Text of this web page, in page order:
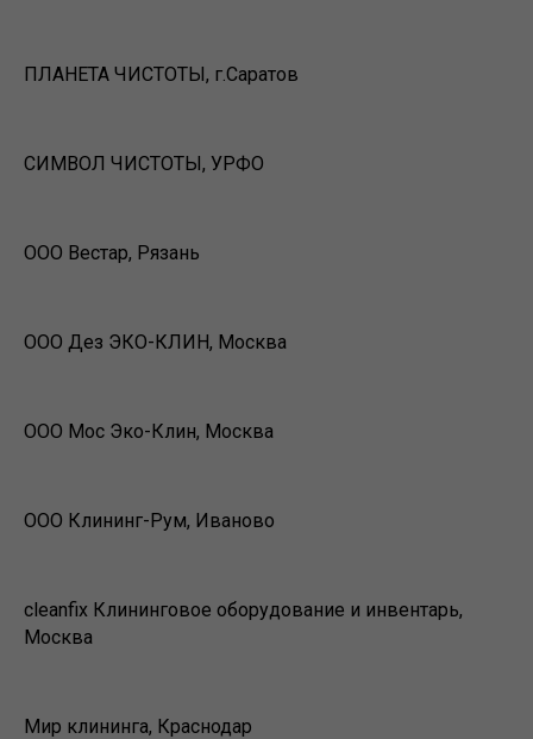
ПЛАНЕТА ЧИСТОТЫ, г.Саратов
СИМВОЛ ЧИСТОТЫ, УРФО
ООО Вестар, Рязань
ООО Дез ЭКО-КЛИН, Москва
ООО Мос Эко-Клин, Москва
ООО Клининг-Рум, Иваново
cleanfix Клининговое оборудование и инвентарь,
Москва
Мир клининга, Краснодар